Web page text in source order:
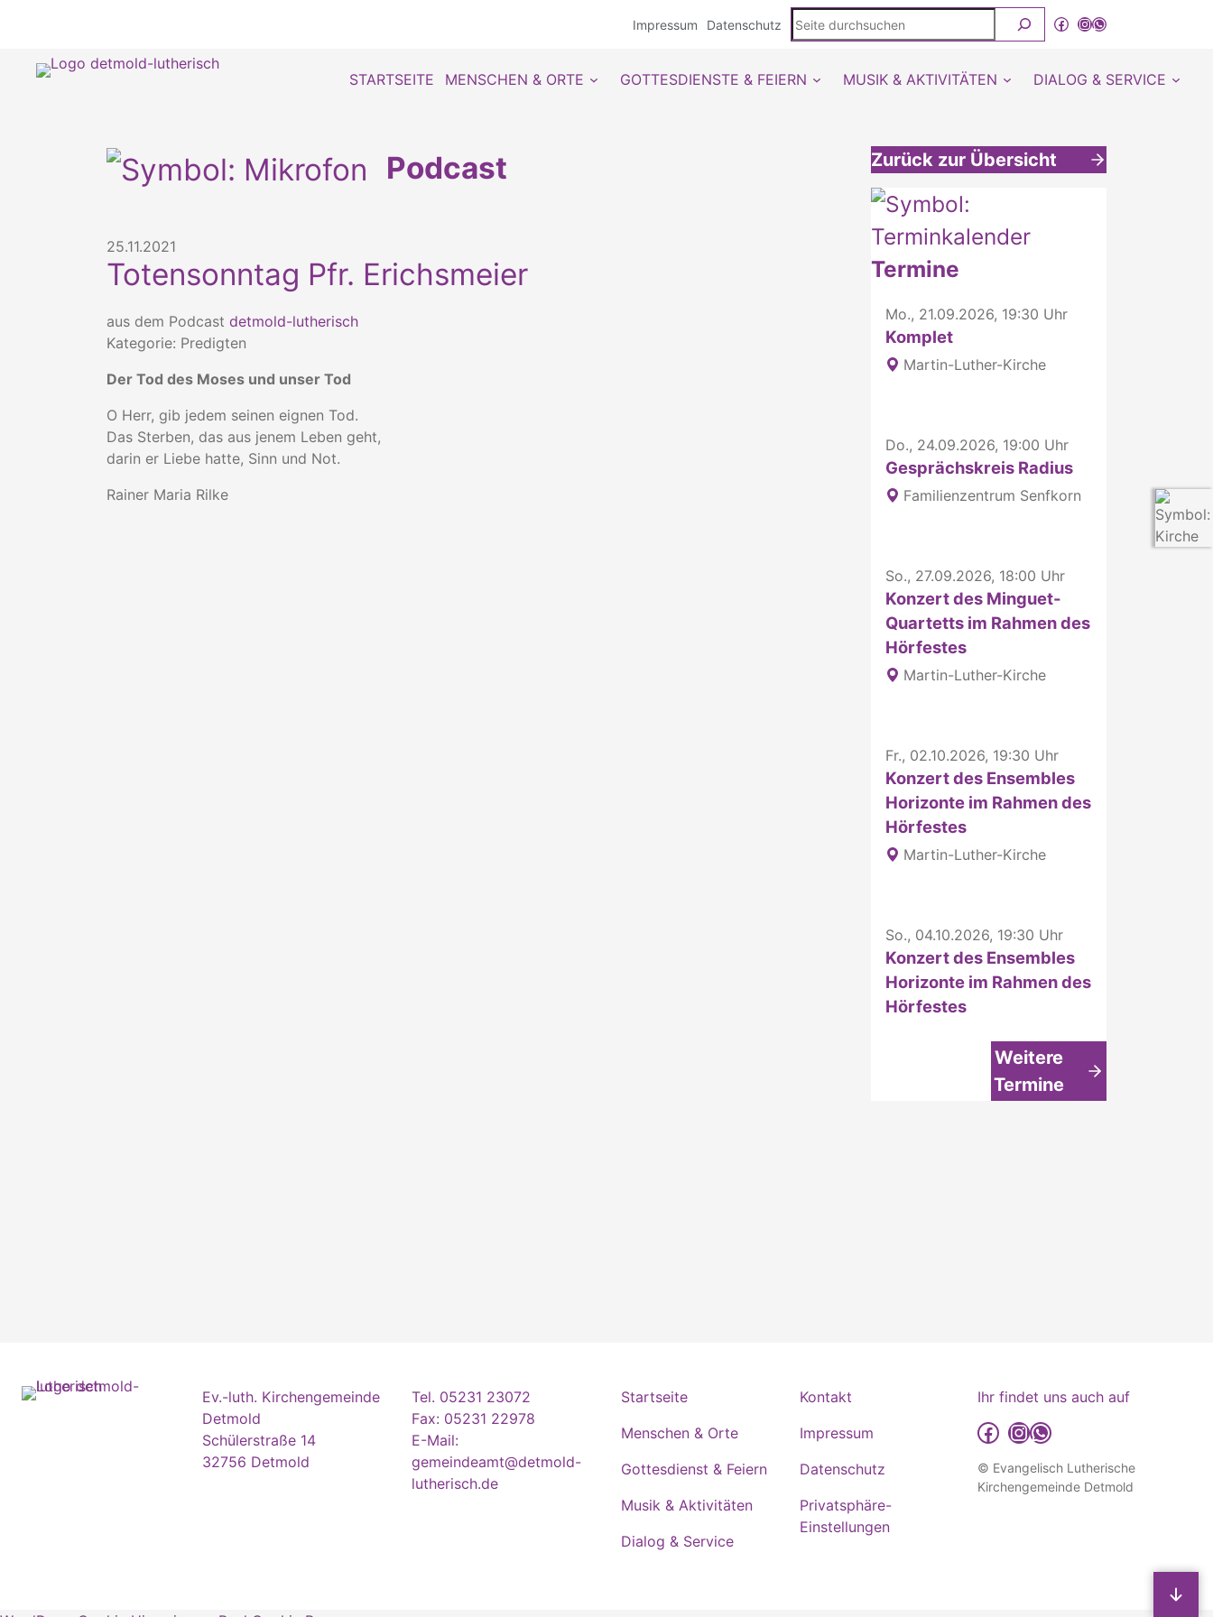
Impressum Datenschutz
Seite
durchsuchen
Facebook
Instagram
WhatsApp Kanal von detmold-lutherisch
STARTSEITE MENSCHEN & ORTE GOTTESDIENSTE & FEIERN MUSIK & AKTIVITÄTEN DIALOG & SERVICE
Podcast
25.11.2021
Totensonntag Pfr. Erichsmeier
aus dem Podcastdetmold-lutherisch
Kategorie: Predigten
Der Tod des Moses und unser Tod
O Herr, gib jedem seinen eignen Tod.
Das Sterben, das aus jenem Leben geht,
darin er Liebe hatte, Sinn und Not.
Rainer Maria Rilke
Zurück zur Übersicht
Weitere interessante Inhalte
Termine
Mo., 21.09.2026, 19:30 Uhr
Komplet
Martin-Luther-Kirche
Do., 24.09.2026, 19:00 Uhr
Gesprächskreis Radius
Familienzentrum Senfkorn
So., 27.09.2026, 18:00 Uhr
Konzert des Minguet-
Quartetts im Rahmen des
Hörfestes
Martin-Luther-Kirche
Fr., 02.10.2026, 19:30 Uhr
Konzert des Ensembles
Horizonte im Rahmen des
Hörfestes
Martin-Luther-Kirche
So., 04.10.2026, 19:30 Uhr
Konzert des Ensembles
Horizonte im Rahmen des
Hörfestes
Weitere
Termine
Ev.-luth. Kirchengemeinde
Detmold
Schülerstraße 14
32756 Detmold
Tel. 05231 23072
Fax: 05231 22978
E-Mail:
gemeindeamt@detmold-
lutherisch.de
Startseite
Menschen & Orte
Gottesdienst & Feiern
Musik & Aktivitäten
Dialog & Service
Kontakt
Impressum
Datenschutz
Privatsphäre-
Einstellungen
Ihr findet uns auch auf
detmold-lutherisch auf Facebook
detmold-lutherisch auf Instagram
detmold-lutherisch auf WhatsApp
© Evangelisch Lutherische
Kirchengemeinde Detmold